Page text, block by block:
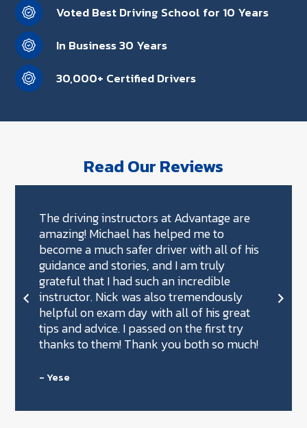
Voted Best Driving School for 10 Years
In Business 30 Years
30,000+ Certified Drivers
Read Our Reviews
The driving instructors at Advantage are
amazing! Michael has helped me to
become a much safer driver with all of his
guidance and stories, and I am truly
grateful that I had such an incredible
instructor. Nick was also tremendously
helpful on exam day with all of his great
tips and advice. I passed on the first try
thanks to them! Thank you both so much!
- Yese